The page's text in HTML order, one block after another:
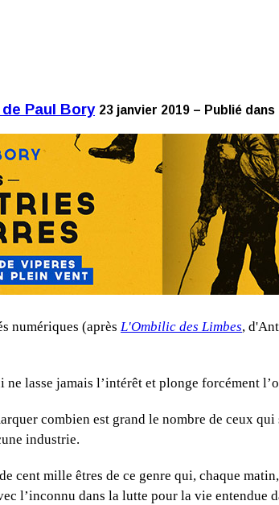
de Paul Bory 23 janvier 2019 – Publié dans
numériques (après L'Ombilic des Limbes,
lasse jamais l’intérêt et plonge forcément
combien est grand le nombre de ceux
industrie.
cent mille êtres de ce genre qui, chaque
l’inconnu dans la lutte pour la vie